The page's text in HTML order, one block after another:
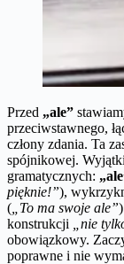
Przed „ale”
przeciwstawnego,
człony zdania. Ta
spójnikowej.
gramatycznych:
pięknie!”),
( „To ma swoje ale”
konstrukcji
„nie
obowiązkowy.
poprawne i nie